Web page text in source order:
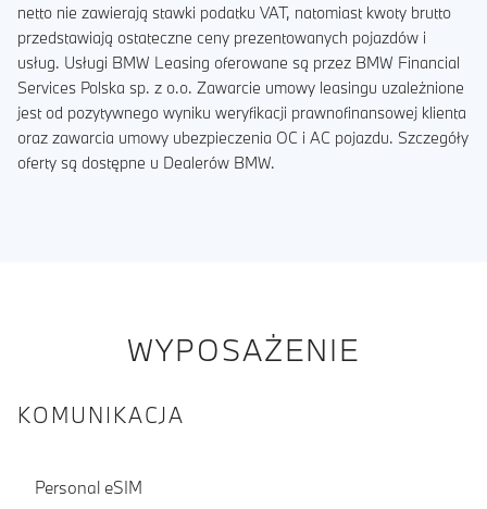
netto nie zawierają stawki podatku VAT, natomiast kwoty brutto
przedstawiają ostateczne ceny prezentowanych pojazdów i
usług. Usługi BMW Leasing oferowane są przez BMW Financial
Services Polska sp. z o.o. Zawarcie umowy leasingu uzależnione
jest od pozytywnego wyniku weryfikacji prawnofinansowej klienta
oraz zawarcia umowy ubezpieczenia OC i AC pojazdu. Szczegóły
oferty są dostępne u Dealerów BMW.
WYPOSAŻENIE
KOMUNIKACJA
Personal eSIM